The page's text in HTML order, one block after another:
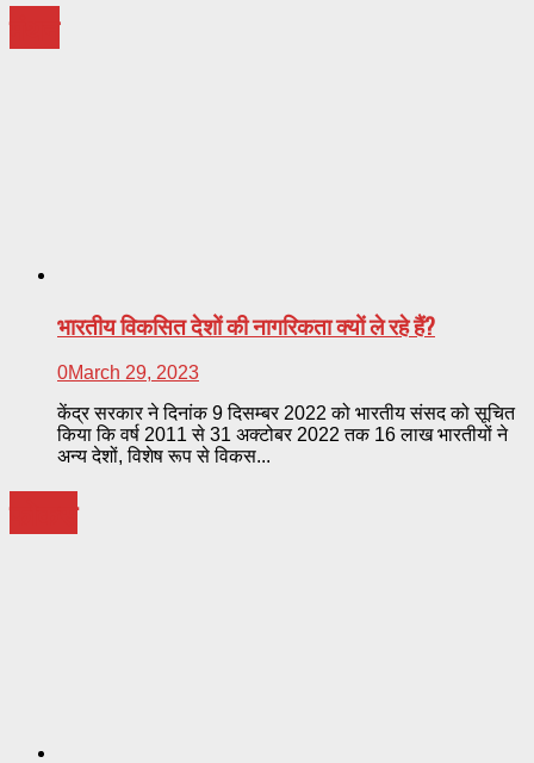
भारतीय विकसित देशों की नागरिकता क्यों ले रहे हैं?
0March 29, 2023
केंद्र सरकार ने दिनांक 9 दिसम्बर 2022 को भारतीय संसद को सूचित
किया कि वर्ष 2011 से 31 अक्टोबर 2022 तक 16 लाख भारतीयों ने
अन्य देशों, विशेष रूप से विकस...